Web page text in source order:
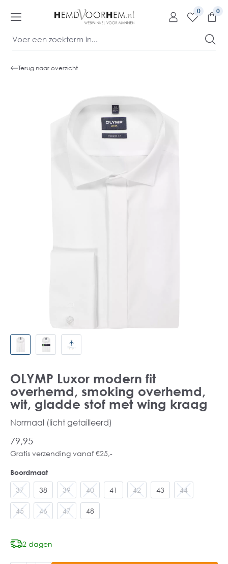
0
Terug naar overzicht
OLYMP Luxor modern fit
overhemd, smoking overhemd,
wit, gladde stof met wing kraag
Normaal (licht getailleerd)
79,95
Gratis verzending vanaf €25,-
Boordmaat
37 38 39 40 41 42 43 44
45 46 47 48
2 dagen